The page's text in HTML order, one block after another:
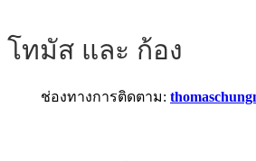
โทมัส และ ก้อง
ช่องทางการติดตาม: